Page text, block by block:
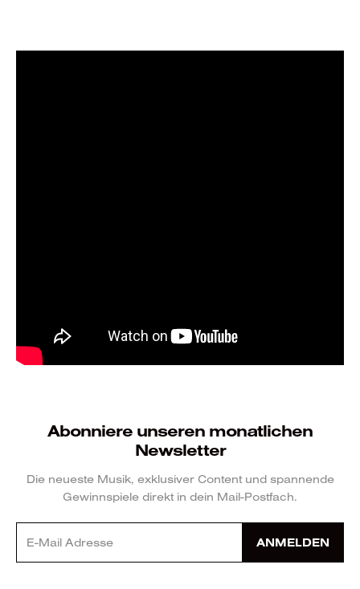
Abonniere unseren monatlichen
Newsletter
Die neueste Musik, exklusiver Content und spannende
Gewinnspiele direkt in dein Mail-Postfach.
ANMELDEN